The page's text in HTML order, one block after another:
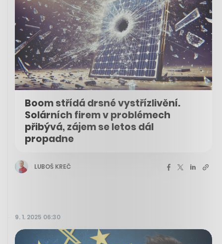
Boom střídá drsné vystřízlivění.
Solárních firem v problémech
přibývá, zájem se letos dál
propadne
LUBOŠ KREČ
9. 1. 2025 06:30